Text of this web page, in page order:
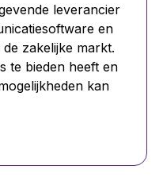
leverancier
en
zakelijke markt.
te bieden heeft en
kan